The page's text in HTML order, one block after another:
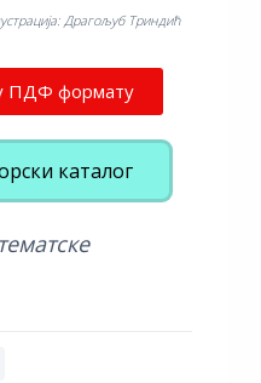
Драгољуб Триндић
ПДФ формату
каталог